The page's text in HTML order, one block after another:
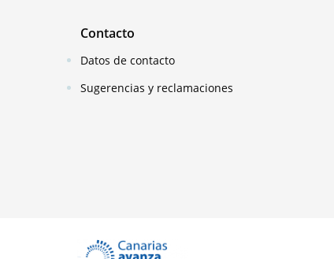
Contacto
Datos de contacto
Sugerencias y reclamaciones